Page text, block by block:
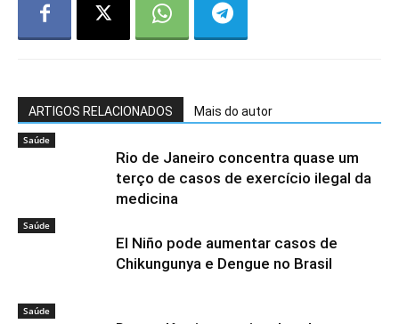
ARTIGOS RELACIONADOS Mais do autor
Saúde
Rio de Janeiro concentra quase um
terço de casos de exercício ilegal da
medicina
Saúde
El Niño pode aumentar casos de
Chikungunya e Dengue no Brasil
Saúde